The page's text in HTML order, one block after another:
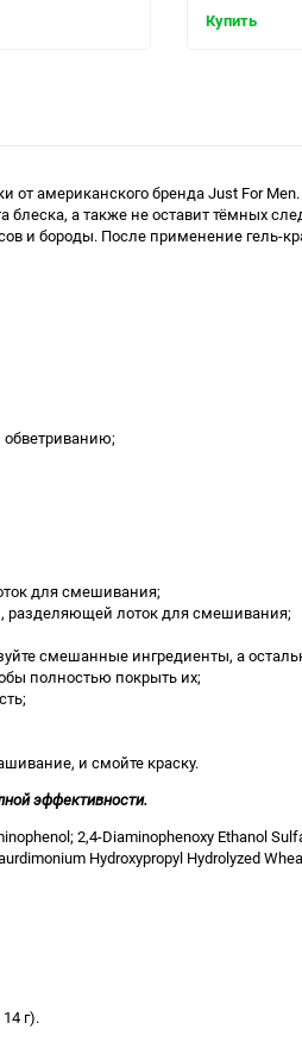
Купить
американского бренда Just For
а также не оставит тёмных
и бороды. После применение гель-
для смешивания;
разделяющей лоток для смешивания;
смешанные ингредиенты, а
полностью покрыть их;
и смойте краску.
эффективности.
2,4-Diaminophenoxy Ethanol
Hydroxypropyl Hydrolyzed
г).